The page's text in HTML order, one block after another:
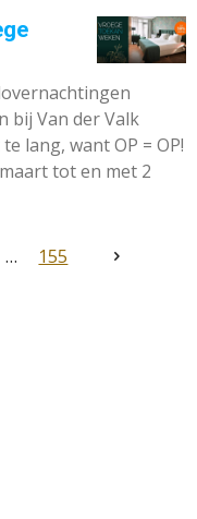
bij Van der Valk
lang, want OP = OP!
tot en met 2
155